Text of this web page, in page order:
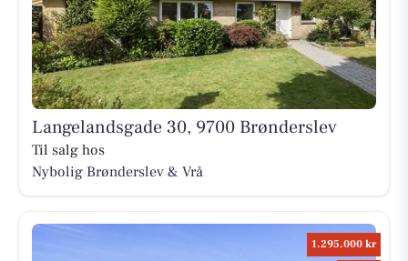
Langelandsgade 30, 9700 Brønderslev
Til salg hos
Nybolig Brønderslev & Vrå
1.295.000 kr